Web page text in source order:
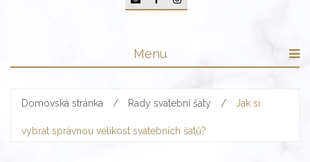
Menu
Domovská stránka / Rady svatební šaty / Jak si
vybrat správnou velikost svatebních šatů?